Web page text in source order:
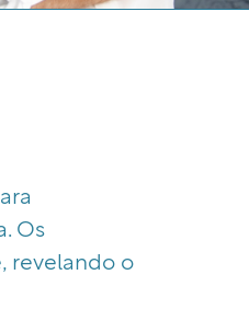
Os
revelando o